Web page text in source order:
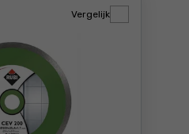
Vergelijk